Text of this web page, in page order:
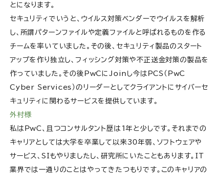
とになります。
セキュリティでいうと、ウイルス対策ベンダーでウイルスを解析
し、所謂パターンファイルや定義ファイルと呼ばれるものを作る
チームを率いていました。その後、セキュリティ製品のスタート
アップを作り独立し、フィッシング対策や不正送金対策の製品を
作っていました。その後PwCにJoinし今はPCS（PwC
Cyber Services）のリーダーとしてクライアントにサイバーセ
キュリティに関わるサービスを提供しています。
外村様
私はPwC、且つコンサルタント歴は1年と少しです。それまでの
キャリアとしては大学を卒業して以来30年弱、ソフトウェアや
サービス、SIもやりましたし、研究所にいたこともあります。IT
業界では一通りのことはやってきたつもりです。このキャリアの